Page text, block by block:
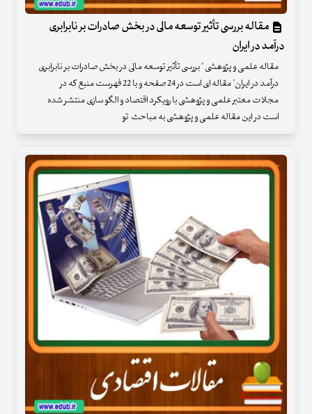
مقاله بررسی تأثیر توسعه مالی در بخش صادرات بر نابرابری
درآمد در ایران
مقاله علمی و پژوهشی " بررسی تأثیر توسعه مالی در بخش صادرات بر نابرابری
درآمد در ایران" مقاله ای است در 24 صفحه و با 22 فهرست منبع که در
مجلات معتبر علمی و پژوهشی با رویکرد اقتصاد و الگو سازی منتشر شده
است در این مقاله علمی و پژوهشی به مباحث تو